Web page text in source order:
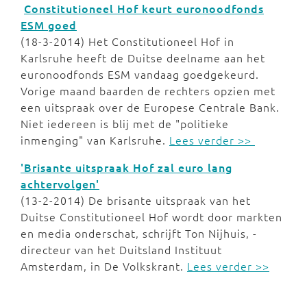
Constitutioneel Hof keurt euronoodfonds
ESM goed
(18-3-2014) Het Constitutioneel Hof in
Karlsruhe heeft de Duitse deelname aan het
euronoodfonds ESM vandaag goedgekeurd.
Vorige maand baarden de rechters opzien met
een uitspraak over de Europese Centrale Bank.
Niet iedereen is blij met de "politieke
inmenging" van Karlsruhe. Lees verder >>
'Brisante uitspraak Hof zal euro lang
achtervolgen'
(13-2-2014) De brisante uitspraak van het
Duitse Constitutioneel Hof wordt door markten
en media onderschat, schrijft Ton Nijhuis, ­
directeur van het Duitsland ­Instituut
Amsterdam, in De Volkskrant. Lees verder >>